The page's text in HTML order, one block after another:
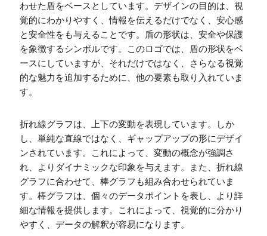
わせた盾をベースとしています。デザインの目的は、視
覚的にわかりやすく、情報を伝えるだけでなく、安心感
と安全性をも与えることです。盾の形状は、安全や保護
を象徴するシンボルです。このロゴでは、盾の形状をベ
ースにしていますが、それだけではなく、さらなる視覚
的な魅力を追加するために、他の要素も取り入れていま
す。
折れ線グラフは、上下の変動を表現しています。しか
し、単純な直線ではなく、ギャップアップの形にデザイ
ンされています。これによって、変動の概念が強調さ
れ、よりダイナミックな印象を与えます。また、折れ線
グラフに合わせて、棒グラフも組み合わせられていま
す。棒グラフは、個々のデータポイントを表し、より詳
細な情報を提供します。これによって、視覚的に分かり
やすく、データの解釈が容易になります。